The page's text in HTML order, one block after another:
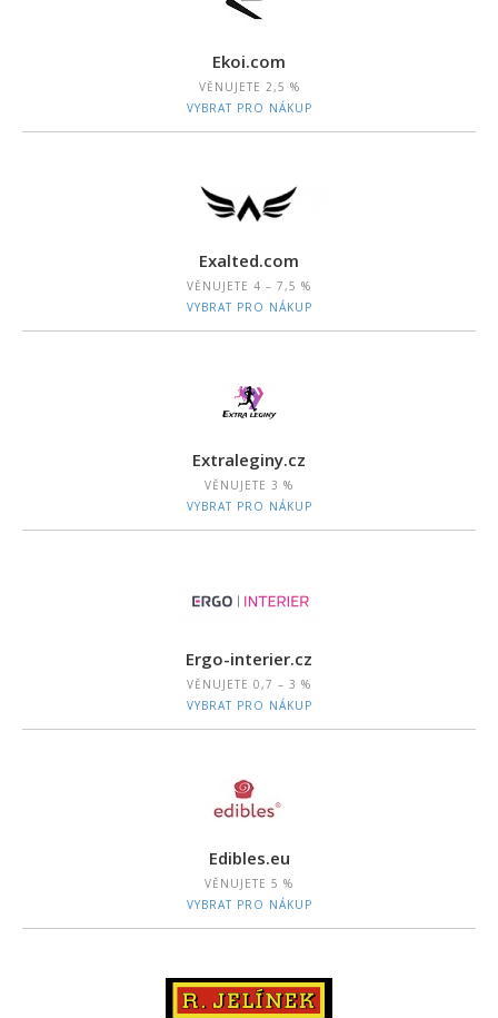
Ekoi.com
VĚNUJETE 2,5 %
VYBRAT PRO NÁKUP
Exalted.com
VĚNUJETE 4 – 7,5 %
VYBRAT PRO NÁKUP
Extraleginy.cz
VĚNUJETE 3 %
VYBRAT PRO NÁKUP
Ergo-interier.cz
VĚNUJETE 0,7 – 3 %
VYBRAT PRO NÁKUP
Edibles.eu
VĚNUJETE 5 %
VYBRAT PRO NÁKUP